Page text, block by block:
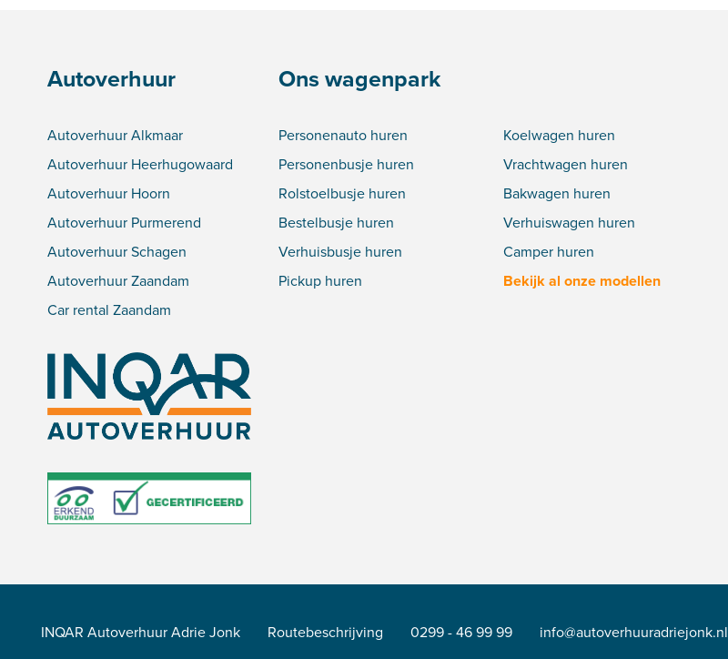
Autoverhuur
Autoverhuur Alkmaar
Autoverhuur Heerhugowaard
Autoverhuur Hoorn
Autoverhuur Purmerend
Autoverhuur Schagen
Autoverhuur Zaandam
Car rental Zaandam
Ons wagenpark
Personenauto huren
Personenbusje huren
Rolstoelbusje huren
Bestelbusje huren
Verhuisbusje huren
Pickup huren
Koelwagen huren
Vrachtwagen huren
Bakwagen huren
Verhuiswagen huren
Camper huren
Bekijk al onze modellen
INQAR Autoverhuur Adrie Jonk Routebeschrijving 0299 - 46 99 99 info@autoverhuuradriejonk.nl